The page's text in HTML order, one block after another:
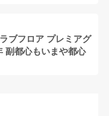
ブフロア プレミアグ
副都心もいまや都心